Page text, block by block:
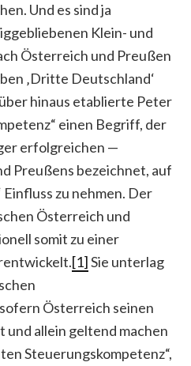
Und es sind ja
Klein- und
Österreich und Preußen
‚Dritte Deutschland‘
hinaus etablierte Peter
einen Begriff, der
erfolgreichen —
Preußens bezeichnet, auf
zu nehmen. Der
Österreich und
somit zu einer
[1]Sie unterlag
Österreich seinen
und allein geltend machen
Steuerungskompetenz“,